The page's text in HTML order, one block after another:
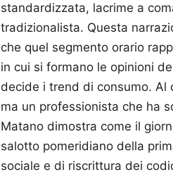
standardizzata, lacrime a
tradizionalista. Questa
che quel segmento orario
in cui si formano le opinioni
decide i trend di consumo. Al
ma un professionista che ha
Matano dimostra come il
salotto pomeridiano della
sociale e di riscrittura dei